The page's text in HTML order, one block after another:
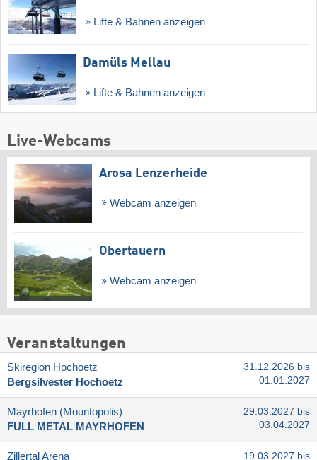
Lifte & Bahnen anzeigen
Damüls Mellau
Lifte & Bahnen anzeigen
Live-Webcams
Arosa Lenzerheide
Webcam anzeigen
Obertauern
Webcam anzeigen
Veranstaltungen
Skiregion Hochoetz
Bergsilvester Hochoetz
31.12.2026 bis
01.01.2027
Mayrhofen (Mountopolis)
FULL METAL MAYRHOFEN
29.03.2027 bis
03.04.2027
Zillertal Arena 19.03.2027 bis